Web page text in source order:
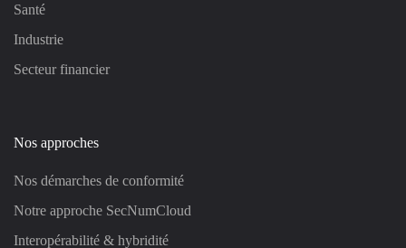
Santé
Industrie
Secteur financier
Nos approches
Nos démarches de conformité
Notre approche SecNumCloud
Interopérabilité & hybridité